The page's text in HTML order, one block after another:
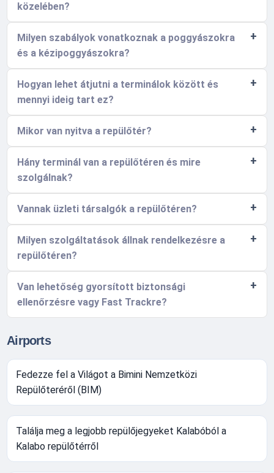
közelében?
Milyen szabályok vonatkoznak a poggyászokra
és a kézipoggyászokra?
Hogyan lehet átjutni a terminálok között és
mennyi ideig tart ez?
Mikor van nyitva a repülőtér?
Hány terminál van a repülőtéren és mire
szolgálnak?
Vannak üzleti társalgók a repülőtéren?
Milyen szolgáltatások állnak rendelkezésre a
repülőtéren?
Van lehetőség gyorsított biztonsági
ellenőrzésre vagy Fast Trackre?
Airports
Fedezze fel a Világot a Bimini Nemzetközi
Repülőteréről (BIM)
Találja meg a legjobb repülőjegyeket Kalabóból a
Kalabo repülőtérről